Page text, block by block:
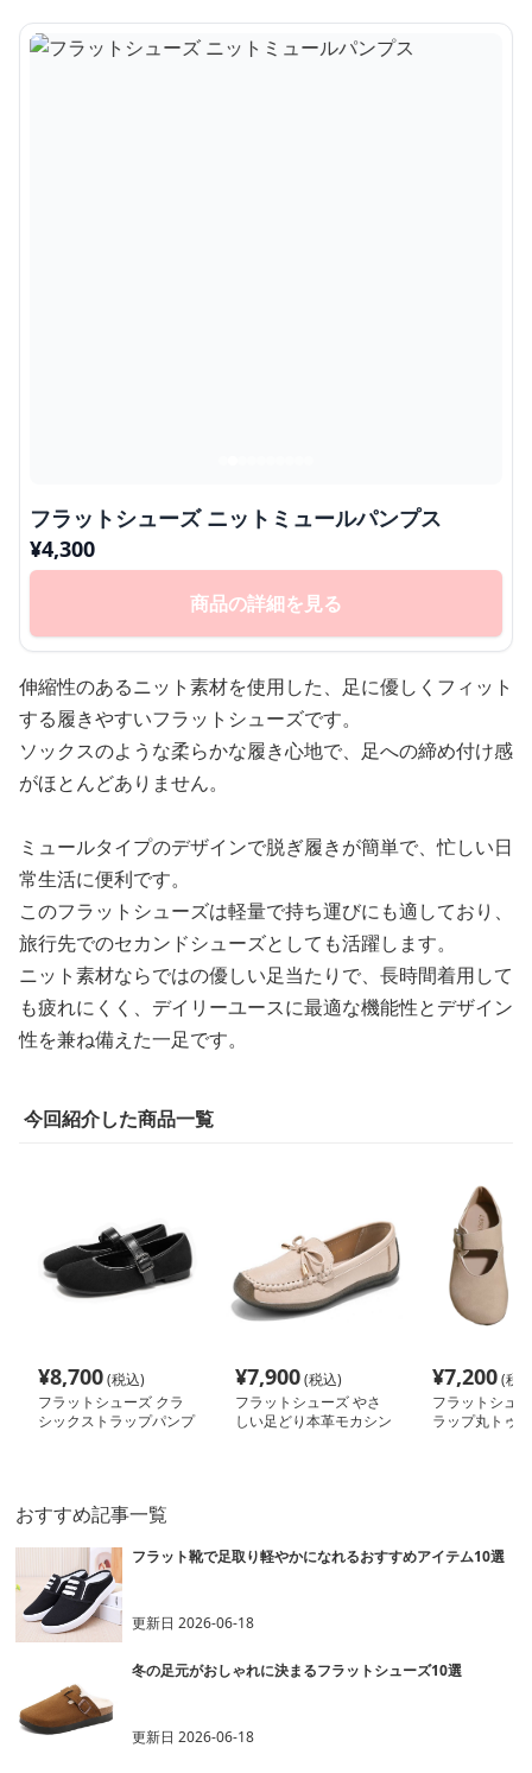
フラットシューズ ニットミュールパンプス
¥4,300
商品の詳細を見る
伸縮性のあるニット素材を使用した、足に優しくフィット
する履きやすいフラットシューズです。
ソックスのような柔らかな履き心地で、足への締め付け感
がほとんどありません。
ミュールタイプのデザインで脱ぎ履きが簡単で、忙しい日
常生活に便利です。
このフラットシューズは軽量で持ち運びにも適しており、
旅行先でのセカンドシューズとしても活躍します。
ニット素材ならではの優しい足当たりで、長時間着用して
も疲れにくく、デイリーユースに最適な機能性とデザイン
性を兼ね備えた一足です。
今回紹介した商品一覧
¥8,700(税込)
フラットシューズ クラ
シックストラップパンプ
¥7,900(税込)
フラットシューズ やさ
しい足どり本革モカシン
¥7,200(税
フラットシュ
ラップ丸トゥ
おすすめ記事一覧
フラット靴で足取り軽やかになれるおすすめアイテム10選
更新日2026-06-18
冬の足元がおしゃれに決まるフラットシューズ10選
更新日2026-06-18